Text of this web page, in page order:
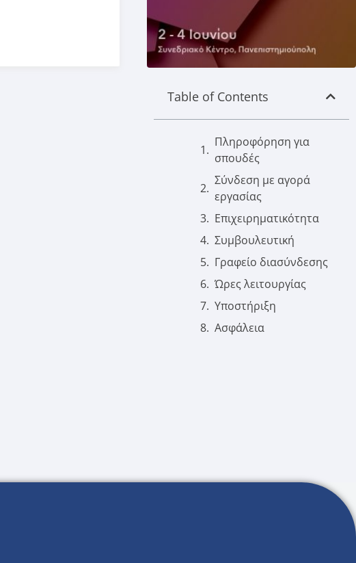
Table of Contents
Πληροφόρηση για
σπουδές
Σύνδεση με αγορά
εργασίας
Επιχειρηματικότητα
Συμβουλευτική
Γραφείο διασύνδεσης
Ώρες λειτουργίας
Υποστήριξη
Ασφάλεια